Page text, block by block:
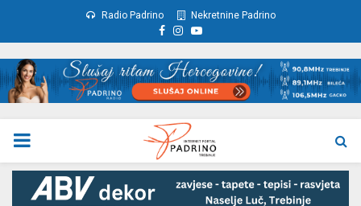
Radio Padrino Nekretnine Padrino
Facebook
Instagram
Youtube
PRIMARY
MENU